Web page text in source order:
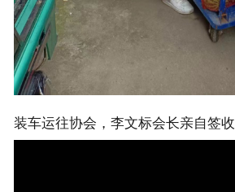
装车运往协会，李文标会长亲自签收